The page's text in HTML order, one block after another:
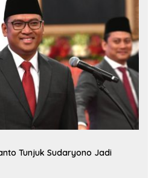
Tunjuk Sudaryono Jadi